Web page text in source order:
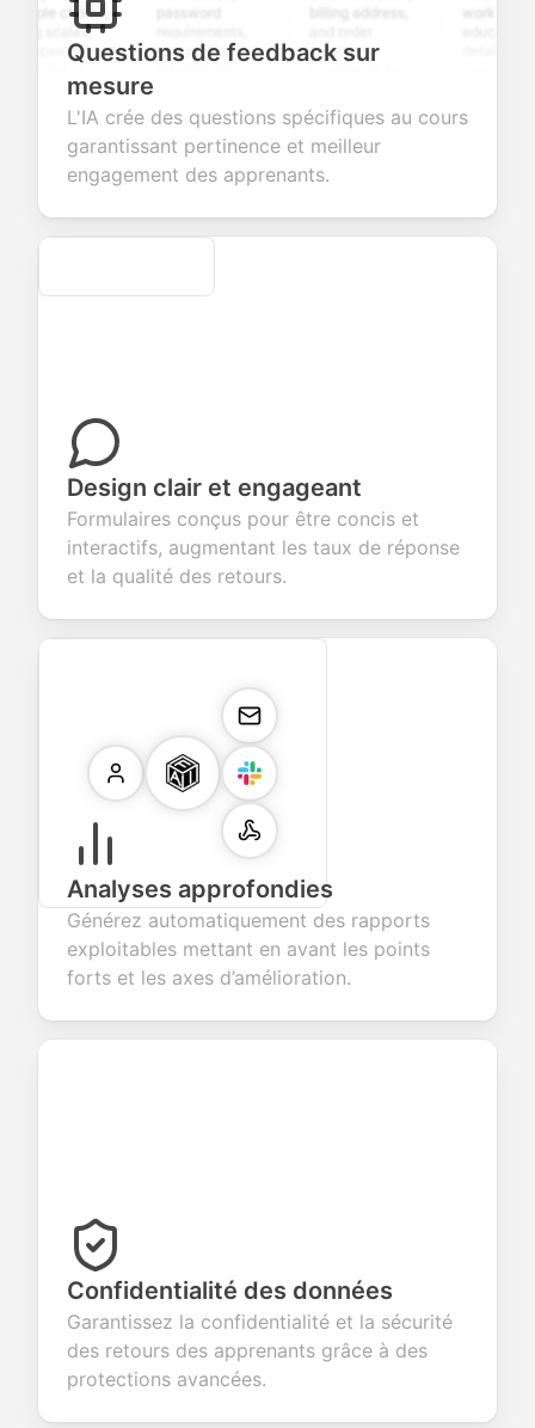
choice,
ended
valuable
about
products or
and profile
fields for
seamless
account
creation.
summary
commerce
transactions.
efficient
Questions de feedback sur
mesure
L'IA crée des questions spécifiques au cours
garantissant pertinence et meilleur
engagement des apprenants.
Secure
Design clair et engageant
Formulaires conçus pour être concis et
interactifs, augmentant les taux de réponse
et la qualité des retours.
Analyses approfondies
Générez automatiquement des rapports
exploitables mettant en avant les points
forts et les axes d’amélioration.
Confidentialité des données
Garantissez la confidentialité et la sécurité
des retours des apprenants grâce à des
protections avancées.